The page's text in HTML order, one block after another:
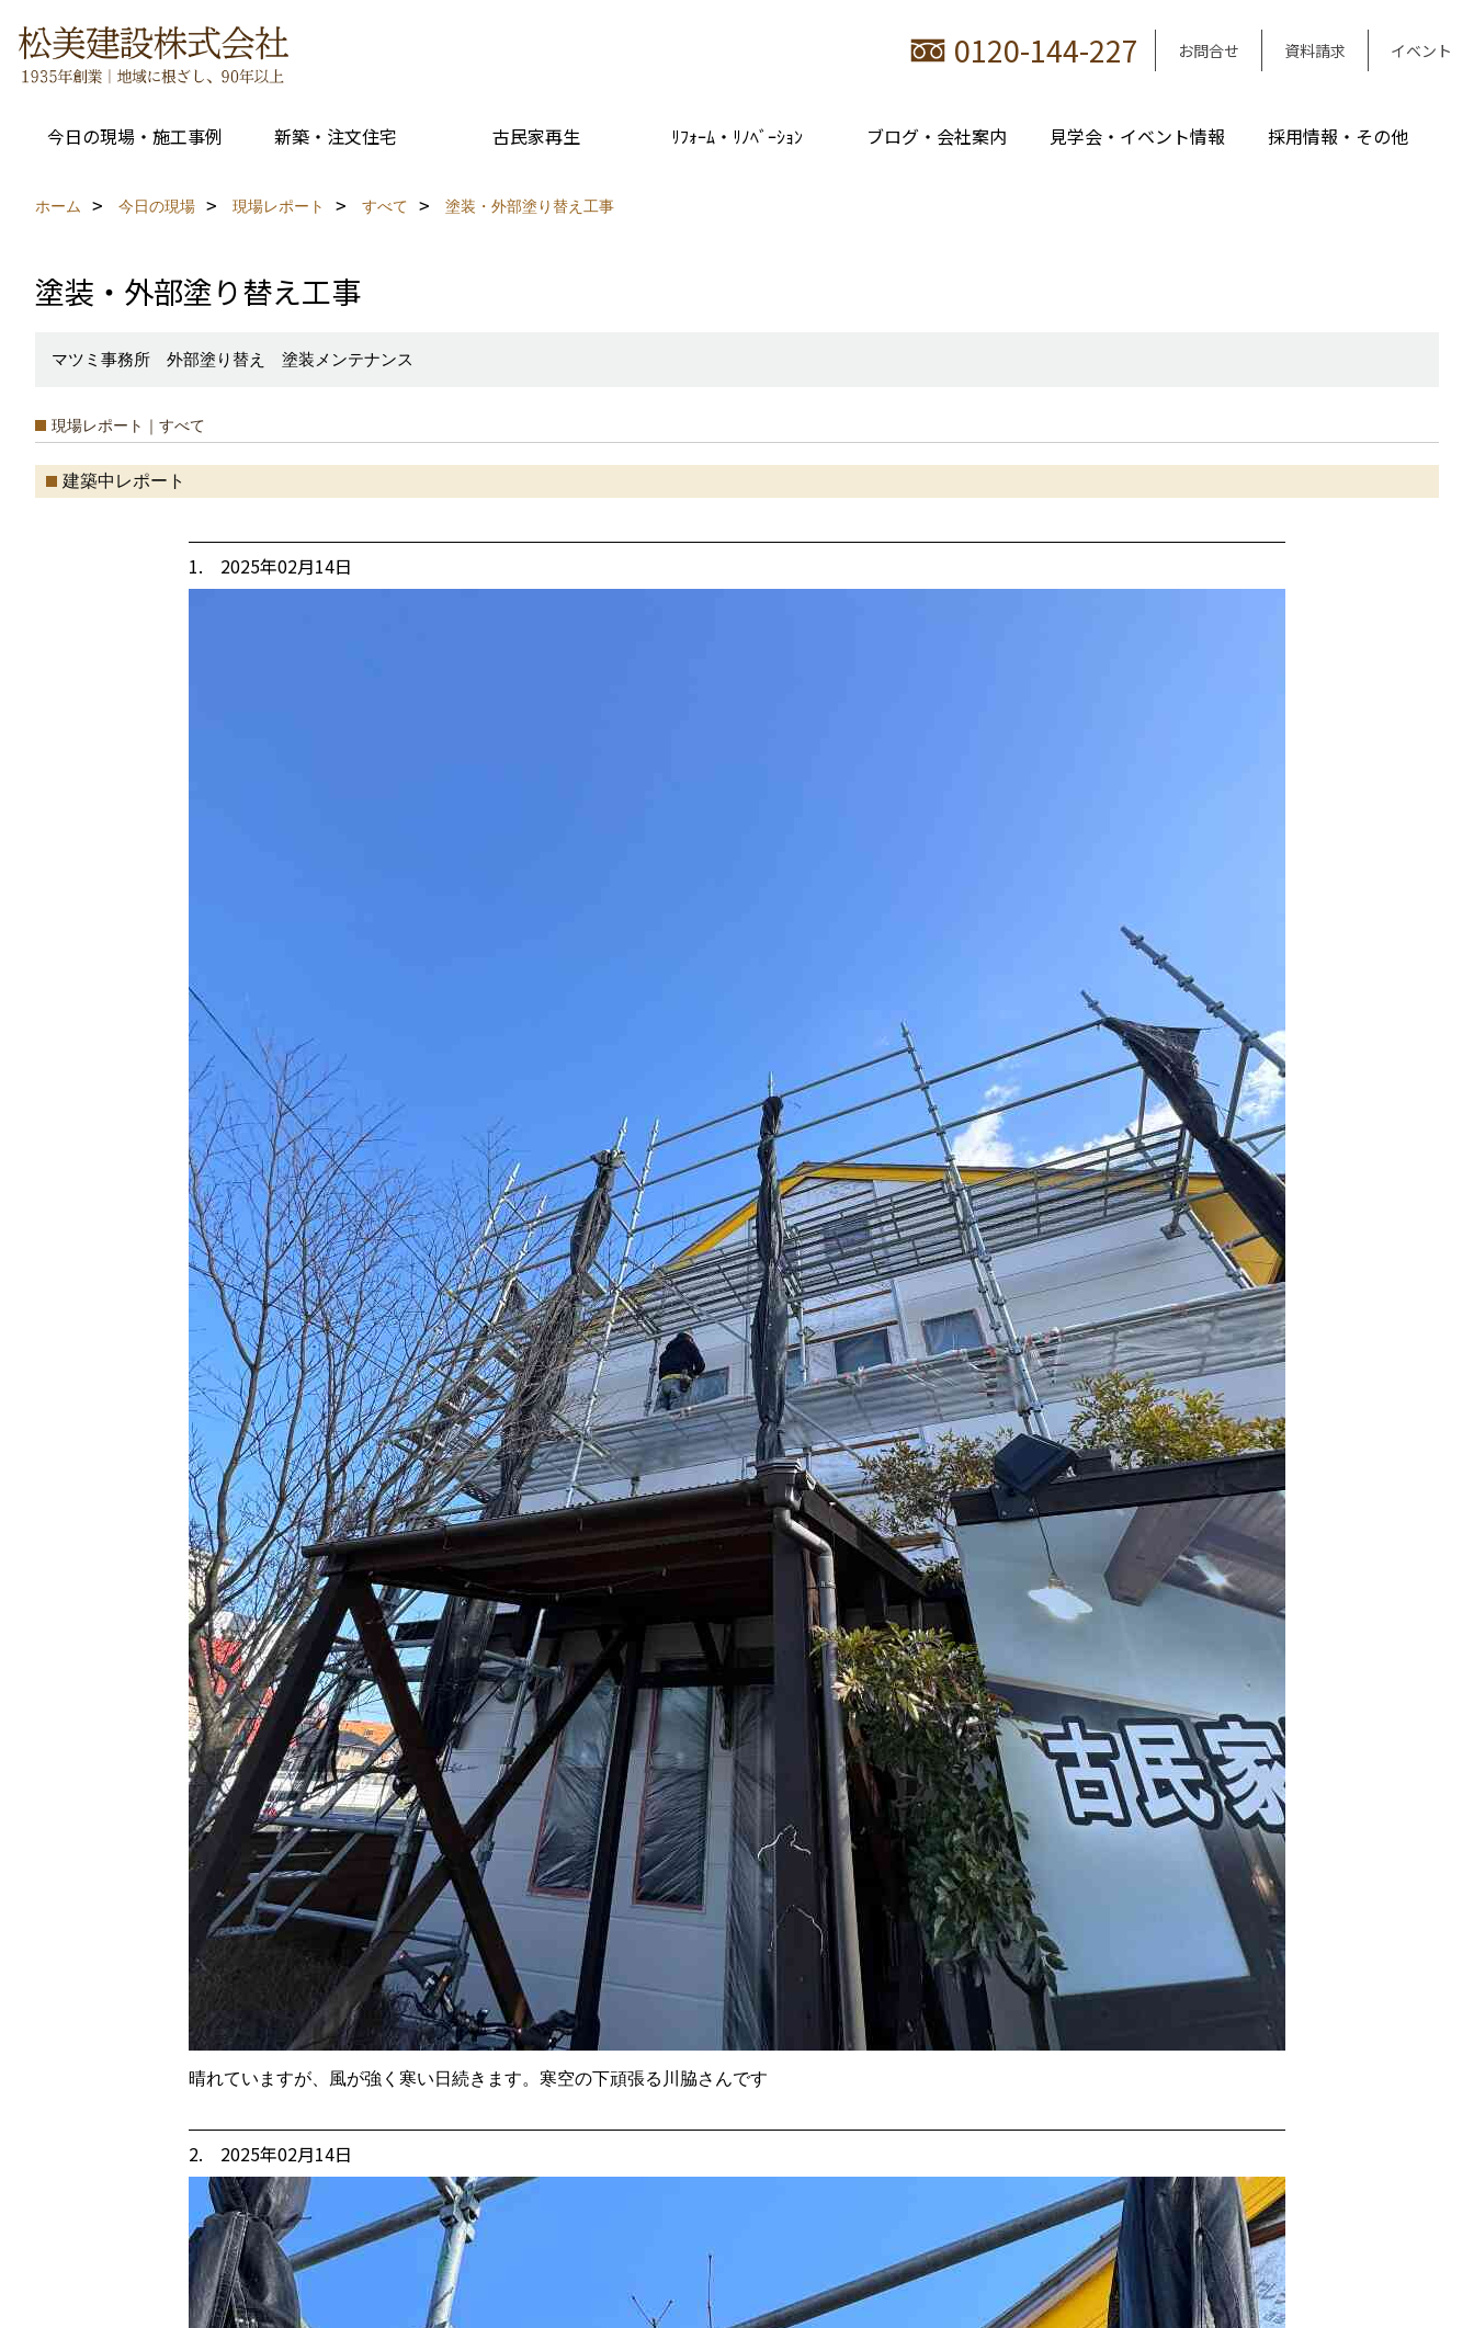
0120-144-227 お問合せ 資料請求 イベント
今日の現場・施工事例 新築・注文住宅 古民家再生 ﾘﾌｫｰﾑ・ﾘﾉﾍﾞｰｼｮﾝ ブログ・会社案内 見学会・イベント情報 採用情報・その他
ホーム 今日の現場 現場レポート すべて 塗装・外部塗り替え工事
塗装・外部塗り替え工事
マツミ事務所 外部塗り替え 塗装メンテナンス
現場レポート｜すべて
建築中レポート
1. 2025年02月14日
晴れていますが、風が強く寒い日続きます。寒空の下頑張る川脇さんです
2. 2025年02月14日